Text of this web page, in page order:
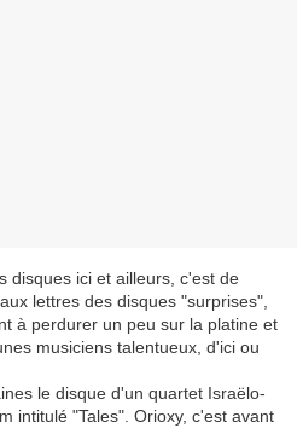
disques ici et ailleurs, c'est de
lettres des disques "surprises",
à perdurer un peu sur la platine et
musiciens talentueux, d'ici ou
le disque d'un quartet Israëlo-
intitulé "Tales". Orioxy, c'est avant